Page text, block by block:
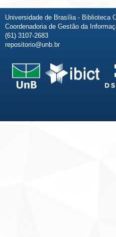
Universidade de Brasília - Biblioteca
Coordenadoria de Gestão da
(61) 3107-2683
repositorio@unb.br